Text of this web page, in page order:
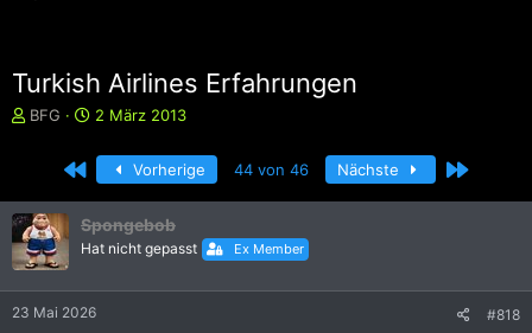
Turkish Airlines Erfahrungen
E
e
l
l
e
BFG
E
s
t
e
l
l
m
2 März 2013
Erste Vorherige 44 von 46 Nächste Letzte
Spongebob
Hat nicht gepasst Ex Member
23 Mai 2026 #818